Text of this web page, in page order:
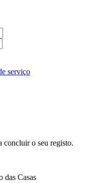
serviço
concluir o seu registo.
das Casas